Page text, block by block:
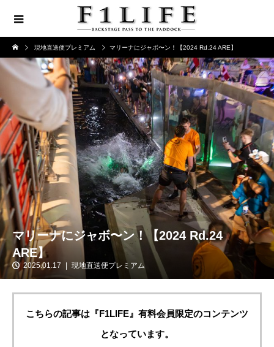
現地直送便プレミアム マリーナにジャボ〜ン！【2024 Rd.24 ARE】
マリーナにジャボ〜ン！【2024 Rd.24
ARE】
2025.01.17 現地直送便プレミアム
こちらの記事は『F1LIFE』有料会員限定のコンテンツ
となっています。